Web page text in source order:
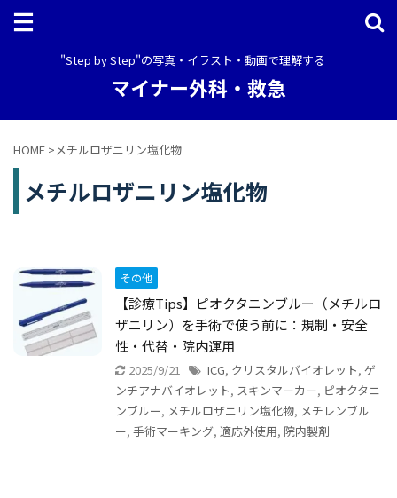
"Step by Step"の写真・イラスト・動画で理解する
マイナー外科・救急
HOME >メチルロザニリン塩化物
メチルロザニリン塩化物
その他
【診療Tips】ピオクタニンブルー（メチルロ
ザニリン）を手術で使う前に：規制・安全
性・代替・院内運用
2025/9/21 ICG, クリスタルバイオレット, ゲ
ンチアナバイオレット, スキンマーカー, ピオクタニ
ンブルー, メチルロザニリン塩化物, メチレンブル
ー, 手術マーキング, 適応外使用, 院内製剤